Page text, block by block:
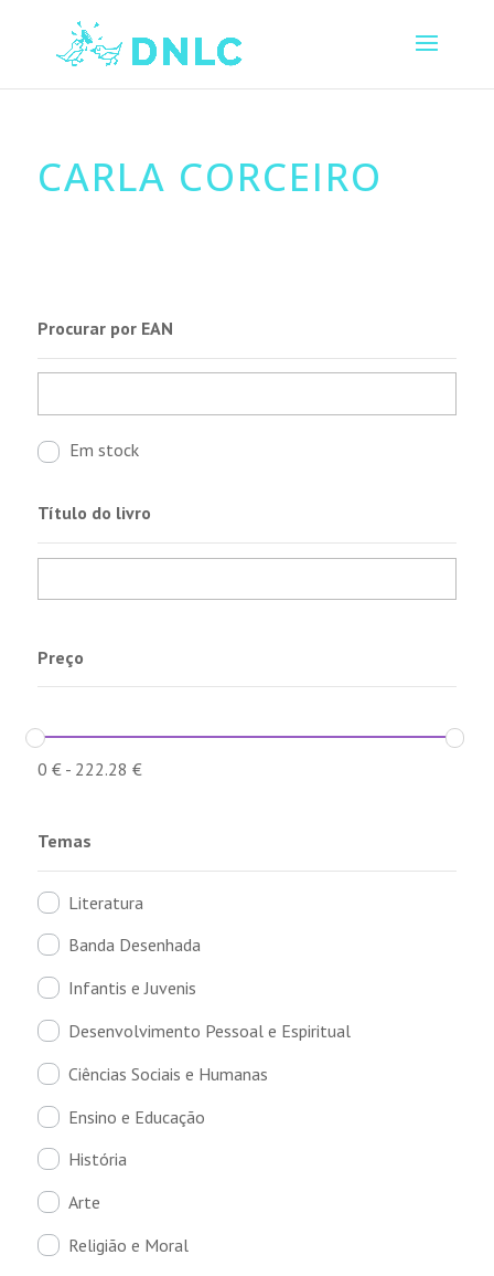
CARLA CORCEIRO
Procurar por EAN
Em stock
Título do livro
Preço
0 €- 222.28 €
Temas
Literatura
Banda Desenhada
Infantis e Juvenis
Desenvolvimento Pessoal e Espiritual
Ciências Sociais e Humanas
Ensino e Educação
História
Arte
Religião e Moral